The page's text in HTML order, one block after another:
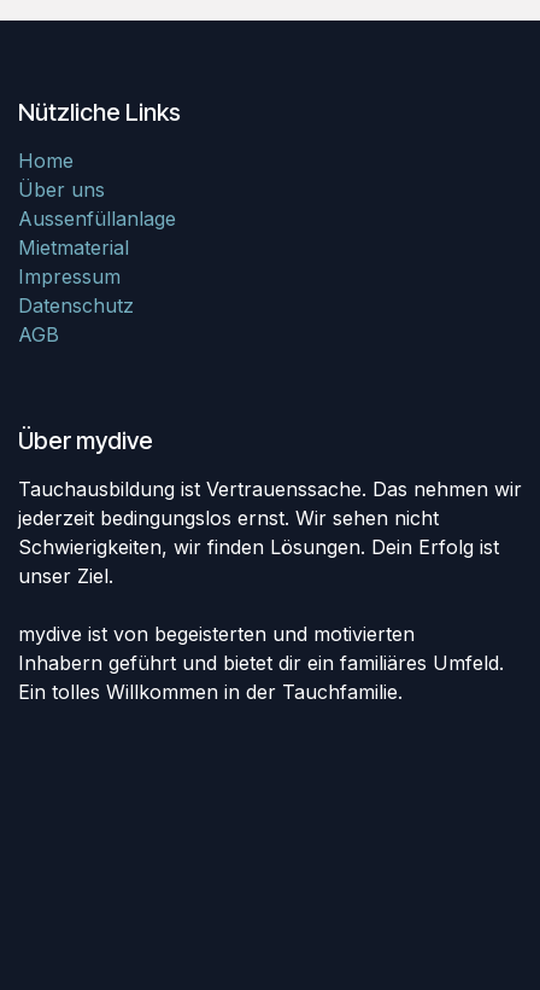
Nützliche Links
Home
Über uns
Aussenfüllanlage
Mietmaterial
Impressum
Datenschutz
AGB
Über mydive
Tauchausbildung ist Vertrauenssache. Das nehmen wir
jederzeit bedingungslos ernst. Wir sehen nicht
Schwierigkeiten, wir finden Lösungen. Dein Erfolg ist
unser Ziel.
mydive ist von begeisterten und motivierten
Inhabern geführt und bietet dir ein familiäres Umfeld.
Ein tolles Willkommen in der Tauchfamilie.